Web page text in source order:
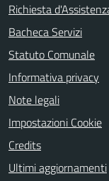
Richiesta
Bacheca Servizi
Statuto Comunale
Informativa privacy
Note legali
Impostazioni Cookie
Credits
Ultimi aggiornamenti